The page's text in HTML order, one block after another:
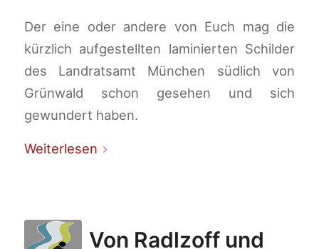
Der eine oder andere von Euch mag die
kürzlich aufgestellten laminierten Schilder
des Landratsamt München südlich von
Grünwald schon gesehen und sich
gewundert haben.
Weiterlesen
Von Radlzoff und